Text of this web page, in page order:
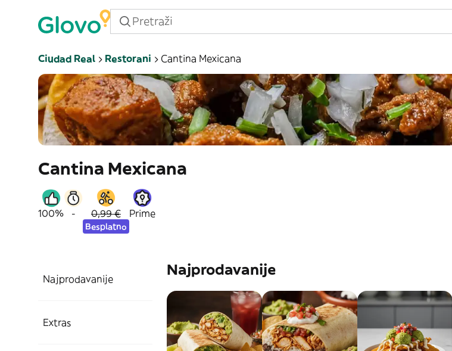
Ciudad Real Restorani Cantina Mexicana
Cantina Mexicana
100% - 0,99 €
Besplatno
Prime
Najprodavanije
Extras
Najprodavanije